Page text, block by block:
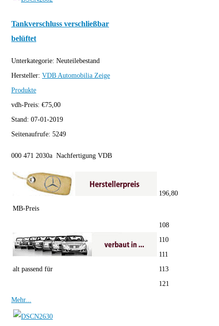
Tankverschluss verschließbar
belüftet
Unterkategorie: Neuteilebestand
Hersteller: VDB Automobilia Zeige
Produkte
vdh-Preis: €75,00
Stand: 07-01-2019
Seitenaufrufe: 5249
000 471 2030a Nachfertigung VDB
MB-Preis
196,80
alt passend für
108
110
111
113
121
Mehr...